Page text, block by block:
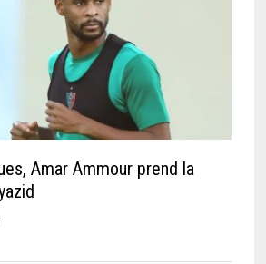
Amar Ammour prend la